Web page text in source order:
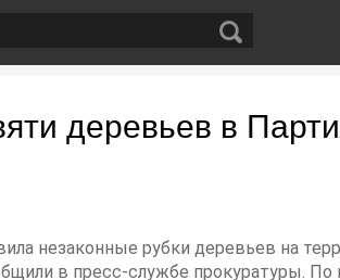
деревьев в
незаконные рубки деревьев на
в пресс-службе прокуратуры.